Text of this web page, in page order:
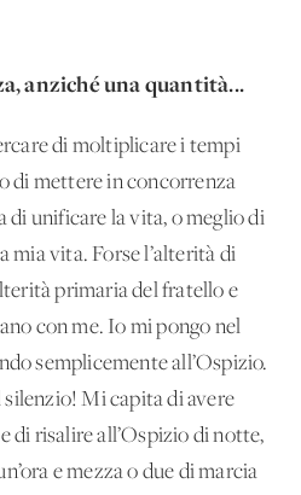
anziché una quantità...
di moltiplicare i tempi
di mettere in concorrenza
di unificare la vita, o meglio di
mia vita. Forse l’alterità di
primaria del fratello e
con me. Io mi pongo nel
semplicemente all’Ospizio.
Mi capita di avere
di risalire all’Ospizio di notte,
e mezza o due di marcia